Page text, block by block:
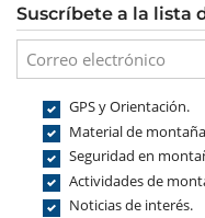
Suscríbete a la lista
GPS y Orientación.
Material de
Seguridad en
Actividades de
Noticias de interés.